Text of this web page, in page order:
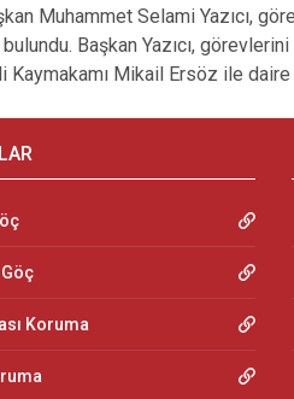
Muhammet Selami Yazıcı,
Başkan Yazıcı,
Kaymakamı Mikail Ersöz ile
Koruma